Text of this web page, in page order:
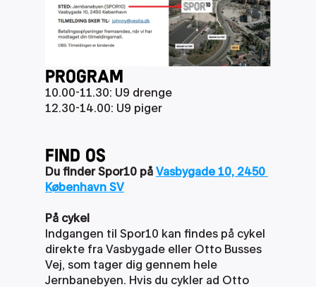
PRogram
10.00-11.30: U9 drenge
12.30-14.00: U9 piger
FIND OS
Du finder Spor10 på Vasbygade 10, 2450
København SV
På cykel
Indgangen til Spor10 kan findes på cykel
direkte fra Vasbygade eller Otto Busses
Vej, som tager dig gennem hele
Jernbanebyen. Hvis du cykler ad Otto